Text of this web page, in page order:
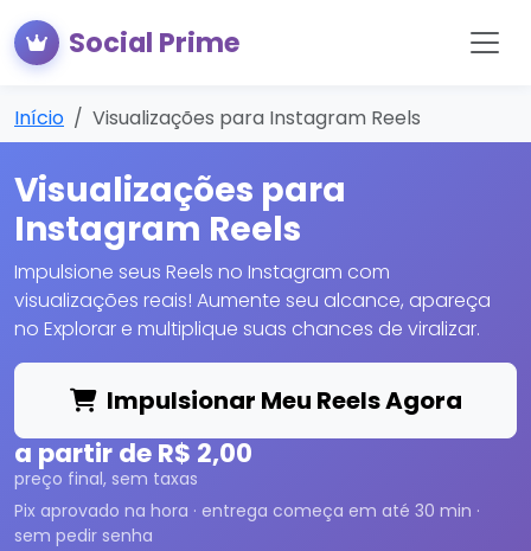
Social Prime
Início Visualizações para Instagram Reels
Visualizações para
Instagram Reels
Impulsione seus Reels no Instagram com
visualizações reais! Aumente seu alcance, apareça
no Explorar e multiplique suas chances de viralizar.
Impulsionar Meu Reels Agora
a partir de R$ 2,00
preço final, sem taxas
Pix aprovado na hora · entrega começa em até 30 min ·
sem pedir senha